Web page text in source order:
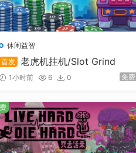
休闲益智
首发
老虎机挂机/Slot Grind
1小时前 6 0 免费